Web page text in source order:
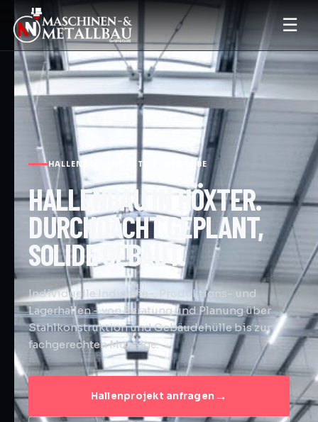
☰
HALLENBAU · INDUSTRIE · GEWERBE
HALLENBAU IN HÖXTER.
DURCHDACHT GEPLANT,
SOLIDE GEBAUT.
Individuelle Industrie-, Produktions- und
Lagerhallen – von Beratung und Planung über
Stahlkonstruktion und Gebäudehülle bis zur
fachgerechten Montage.
Hallenprojekt anfragen